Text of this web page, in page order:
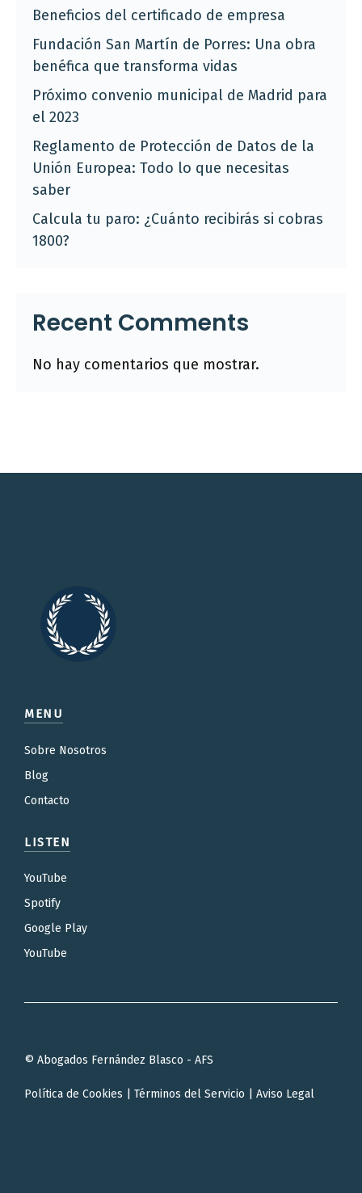
Beneficios del certificado de empresa
Fundación San Martín de Porres: Una obra
benéfica que transforma vidas
Próximo convenio municipal de Madrid para
el 2023
Reglamento de Protección de Datos de la
Unión Europea: Todo lo que necesitas
saber
Calcula tu paro: ¿Cuánto recibirás si cobras
1800?
Recent Comments
No hay comentarios que mostrar.
MENU
Sobre Nosotros
Blog
Contacto
LISTEN
YouTube
Spotify
Google Play
YouTube
© Abogados Fernández Blasco - AFS
Política de Cookies Términos del Servicio Aviso Legal